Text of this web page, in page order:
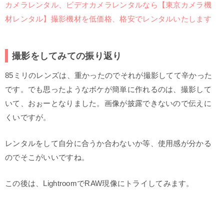
カメラレンタル、ビデオカメラレンタルなら【東京カメラ機
材レンタル】撮影機材を低価格、格安でレンタルいたします
撮影をしてみての振り返り
85ミリのレンズは、重かったのでそれが撮影してて辛かった
です。でも思ったようなボケが簡単に作れるのは、撮影して
いて、おぉーとなりました。画像が披露できないので伝えに
くいですが。
レンタルをして自分に合うか合わないか等、使用感が分かる
のでそこがいいですね。
この後は、LightroomでRAW現像にトライしてみます。